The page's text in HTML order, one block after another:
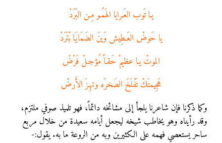
يـا تَوب العَـرايا الهَمُـو مِـن البَرَدْ
يا حَوضْ العَـطِيش وَينَ الضَمَايَا بْتَرَدْ
الموتْ يـا عظيمْ حَقـاً مُؤجـلْ فَرْضْ
هَجِيمتَكْ تَفْلَخَ الصَخرَه وتهِـزَ الأَرضْ
وكما ذكرنا فإن شاعرنا يلجأ إلى مشائخه دائماً، فهو تلميذ صوفي ملتزم،
وقد رأيناه وهو يخاطب شيخه ليجعل أيامه سعيدة من خلال مربع
ساحر يستعصي فهمه على الكثيرين وبه من الروعة ما به. يقول:-